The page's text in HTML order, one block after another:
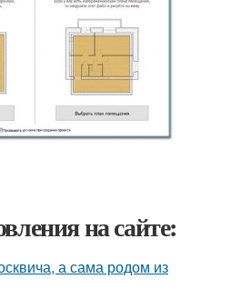
на сайте:
а сама родом из